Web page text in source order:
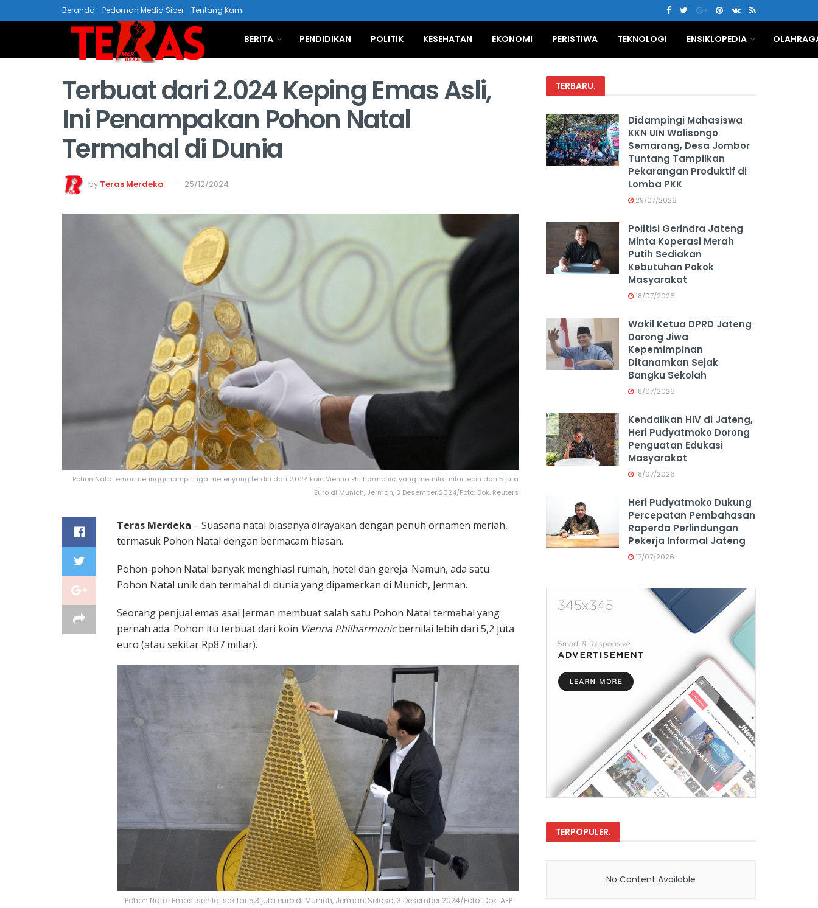
Beranda Pedoman Media Siber Tentang Kami
BERITA PENDIDIKAN POLITIK KESEHATAN EKONOMI PERISTIWA TEKNOLOGI ENSIKLOPEDIA
Terbuat dari 2.024 Keping Emas Asli,
Ini Penampakan Pohon Natal
Termahal di Dunia
by Teras Merdeka 25/12/2024
Pohon Natal emas setinggi hampir tiga meter yang terdiri dari 2.024 koin Vienna Philharmonic, yang memiliki nilai lebih dari 5 juta
Euro di Munich, Jerman, 3 Desember 2024/Foto: Dok. Reuters
Teras Merdeka – Suasana natal biasanya dirayakan dengan penuh ornamen meriah,
termasuk Pohon Natal dengan bermacam hiasan.
Pohon-pohon Natal banyak menghiasi rumah, hotel dan gereja. Namun, ada satu
Pohon Natal unik dan termahal di dunia yang dipamerkan di Munich, Jerman.
Seorang penjual emas asal Jerman membuat salah satu Pohon Natal termahal yang
pernah ada. Pohon itu terbuat dari koin Vienna Philharmonicbernilai lebih dari 5,2 juta
euro (atau sekitar Rp87 miliar).
‘Pohon Natal Emas’ senilai sekitar 5,3 juta euro di Munich, Jerman, Selasa, 3 Desember 2024/Foto: Dok. AFP
TERBARU.
Didampingi Mahasiswa
KKN UIN Walisongo
Semarang, Desa Jombor
Tuntang Tampilkan
Pekarangan Produktif di
Lomba PKK
29/07/2026
Politisi Gerindra Jateng
Minta Koperasi Merah
Putih Sediakan
Kebutuhan Pokok
Masyarakat
18/07/2026
Wakil Ketua DPRD Jateng
Dorong Jiwa
Kepemimpinan
Ditanamkan Sejak
Bangku Sekolah
18/07/2026
Kendalikan HIV di Jateng,
Heri Pudyatmoko Dorong
Penguatan Edukasi
Masyarakat
18/07/2026
Heri Pudyatmoko Dukung
Percepatan Pembahasan
Raperda Perlindungan
Pekerja Informal Jateng
17/07/2026
TERPOPULER.
No Content Available